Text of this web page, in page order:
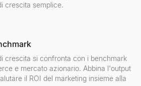
crescita semplice.
crescita si confronta con i benchmark
e mercato azionario. Abbina l'output
il ROI del marketing insieme alla